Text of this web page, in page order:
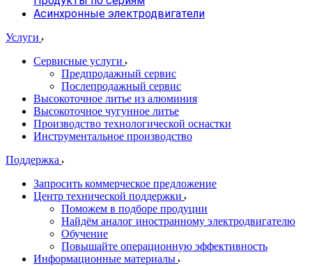
Асинхронные электродвигатели
Услуги
Сервисные услуги
Предпродажный сервис
Послепродажный сервис
Высокоточное литье из алюминия
Высокоточное чугунное литье
Производство технологической оснастки
Инструментальное производство
Поддержка
Запросить коммерческое предложение
Центр технической поддержки
Поможем в подборе продуции
Найдём аналог иностранному электродвигателю
Обучение
Повышайте операционную эффективность
Информационные материалы